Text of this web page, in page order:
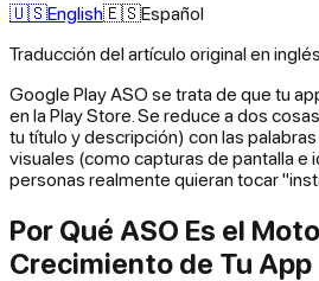
🇺🇸English🇪🇸Español
Traducción del artículo original en inglés.
Google Play ASO se trata de que tu
en la Play Store. Se reduce a dos
tu título y descripción) con las
visuales (como capturas de pantalla e
personas realmente quieran tocar
Por Qué ASO Es el
Crecimiento de Tu App